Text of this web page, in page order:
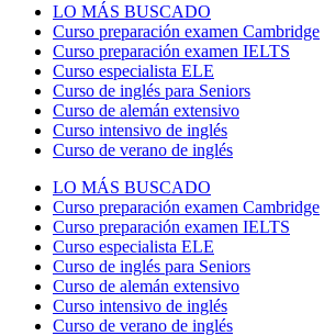
LO MÁS BUSCADO
Curso preparación examen Cambridge
Curso preparación examen IELTS
Curso especialista ELE
Curso de inglés para Seniors
Curso de alemán extensivo
Curso intensivo de inglés
Curso de verano de inglés
LO MÁS BUSCADO
Curso preparación examen Cambridge
Curso preparación examen IELTS
Curso especialista ELE
Curso de inglés para Seniors
Curso de alemán extensivo
Curso intensivo de inglés
Curso de verano de inglés